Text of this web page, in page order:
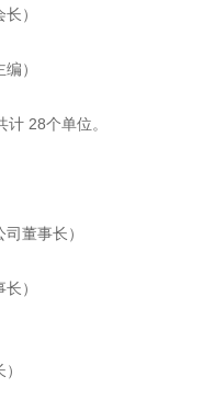
）
）
28个单位。
董事长）
）